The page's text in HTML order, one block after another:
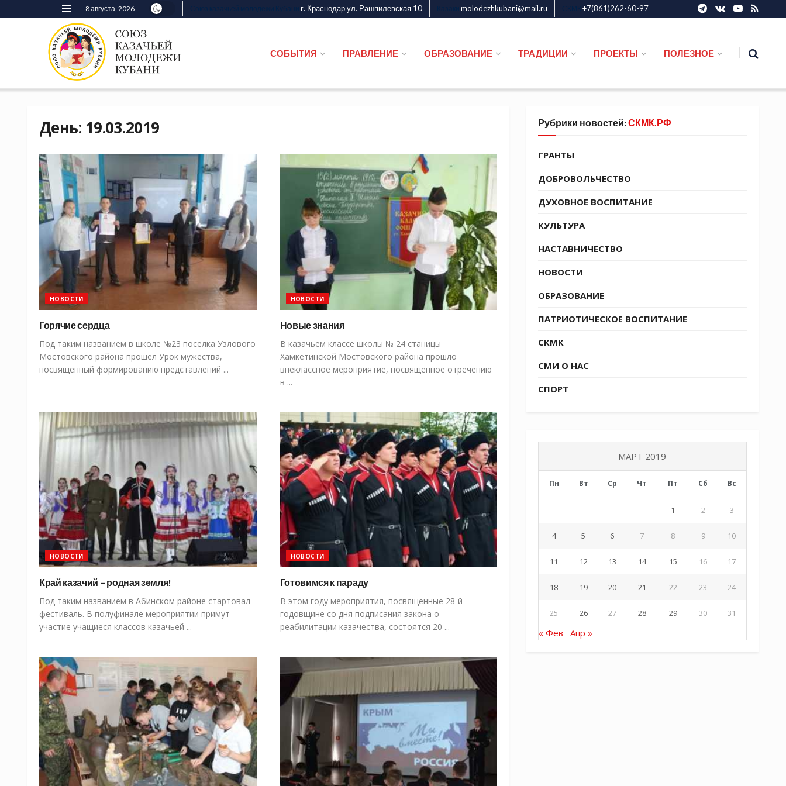
8 августа, 2026 г. Краснодар ул. Рашпилевская 10 molodezhkubani@mail.ru +7(861)262-60-97
СОБЫТИЯ ПРАВЛЕНИЕ ОБРАЗОВАНИЕ ТРАДИЦИИ ПРОЕКТЫ ПОЛЕЗНОЕ
День: 19.03.2019
НОВОСТИ
Горячие сердца
Под таким названием в школе №23 поселка Узлового
Мостовского района прошел Урок мужества,
посвященный формированию представлений ...
НОВОСТИ
Новые знания
В казачьем классе школы № 24 станицы
Хамкетинской Мостовского района прошло
внеклассное мероприятие, посвященное отречению
в ...
НОВОСТИ
Край казачий – родная земля!
Под таким названием в Абинском районе стартовал
фестиваль. В полуфинале мероприятии примут
участие учащиеся классов казачьей ...
НОВОСТИ
Готовимся к параду
В этом году мероприятия, посвященные 28-й
годовщине со дня подписания закона о
реабилитации казачества, состоятся 20 ...
Рубрики новостей:СКМК.РФ
ГРАНТЫ
ДОБРОВОЛЬЧЕСТВО
ДУХОВНОЕ ВОСПИТАНИЕ
КУЛЬТУРА
НАСТАВНИЧЕСТВО
НОВОСТИ
ОБРАЗОВАНИЕ
ПАТРИОТИЧЕСКОЕ ВОСПИТАНИЕ
СКМК
СМИ О НАС
СПОРТ
МАРТ 2019
Пн Вт Ср Чт Пт Сб Вс
1 2 3
4 5 6 7 8 9 10
11 12 13 14 15 16 17
18 19 20 21 22 23 24
25 26 27 28 29 30 31
« Фев Апр »